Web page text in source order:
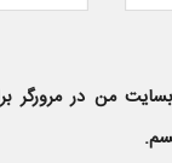
من در مرورگر